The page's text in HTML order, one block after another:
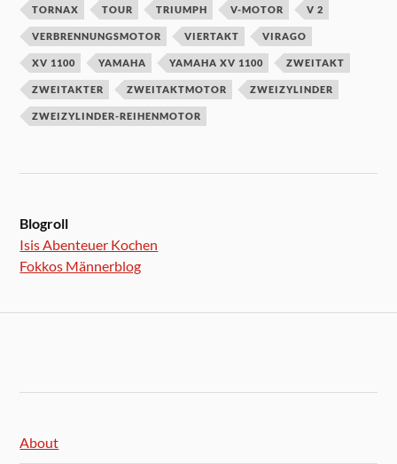
TORNAX TOUR TRIUMPH V-MOTOR V 2
VERBRENNUNGSMOTOR VIERTAKT VIRAGO
XV 1100 YAMAHA YAMAHA XV 1100 ZWEITAKT
ZWEITAKTER ZWEITAKTMOTOR ZWEIZYLINDER
ZWEIZYLINDER-REIHENMOTOR
Blogroll
Isis Abenteuer Kochen
Fokkos Männerblog
About